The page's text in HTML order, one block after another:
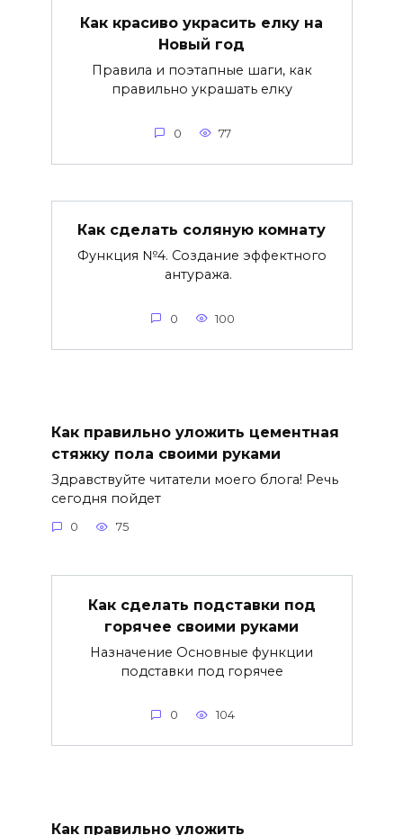
Как красиво украсить елку на
Новый год
Правила и поэтапные шаги, как
правильно украшать елку
0 77
Как сделать соляную комнату
Функция №4. Создание эффектного
антуража.
0 100
Как правильно уложить цементная
стяжку пола своими руками
Здравствуйте читатели моего блога! Речь
сегодня пойдет
0 75
Как сделать подставки под
горячее своими руками
Назначение Основные функции
подставки под горячее
0 104
Как правильно уложить